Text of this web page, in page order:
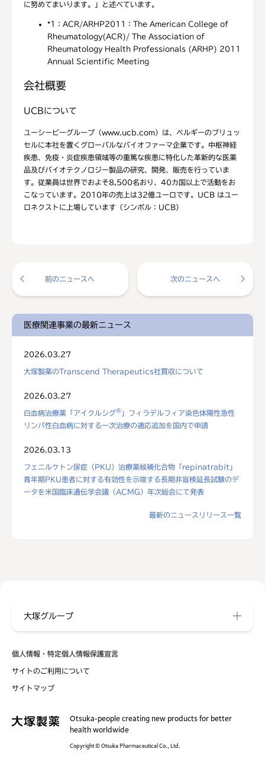
に努めてまいります。」と述べています。
*1： ACR/ARHP2011：The American College of
Rheumatology(ACR)/ The Association of
Rheumatology Health Professionals (ARHP) 2011
Annual Scientific Meeting
会社概要
UCBについて
ユーシービーグループ（www.ucb.com）は、ベルギーのブリュッ
セルに本社を置くグローバルなバイオファーマ企業です。中枢神経
疾患、免疫・炎症疾患領域等の重篤な疾患に特化した革新的な医薬
品及びバイオテクノロジー製品の研究、開発、販売を行っていま
す。従業員は世界でおよそ8,500名おり、40カ国以上で活動をお
こなっています。2010年の売上は32億ユーロです。UCB はユー
ロネクストに上場しています（シンボル：UCB）
前のニュースへ 次のニュースへ
医療関連事業の最新ニュース
2026.03.27
大塚製薬のTranscend Therapeutics社買収について
2026.03.27
白血病治療薬「アイクルシグ® 」フィラデルフィア染色体陽性急性
リンパ性白血病に対する一次治療の適応追加を国内で申請
2026.03.13
フェニルケトン尿症（PKU）治療薬候補化合物「repinatrabit」
青年期PKU患者に対する有効性を示唆する長期非盲検延長試験のデ
ータを米国臨床遺伝学会議（ACMG）年次総会にて発表
最新のニュースリリース一覧
個人情報・特定個人情報保護宣言
サイトのご利用について
サイトマップ
大塚グループ
Otsuka-people creating new products for better
health worldwide
Copyright © Otsuka Pharmaceutical Co., Ltd.